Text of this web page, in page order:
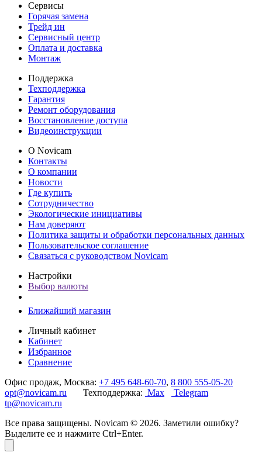
Сервисы
Горячая замена
Трейд ин
Сервисный центр
Оплата и доставка
Монтаж
Поддержка
Техподдержка
Гарантия
Ремонт оборудования
Восстановление доступа
Видеоинструкции
О Novicam
Контакты
О компании
Новости
Где купить
Сотрудничество
Экологические инициативы
Нам доверяют
Политика защиты и обработки персональных данных
Пользовательское соглашение
Связаться с руководством Novicam
Настройки
Выбор валюты
Ближайший магазин
Личный кабинет
Кабинет
Избранное
Сравнение
Офис продаж, Москва: +7 495 648-60-70, 8 800 555-05-20
opt@novicam.ru Техподдержка: Max
Telegram
tp@novicam.ru
Все права защищены. Novicam © 2026. Заметили ошибку?
Выделите ее и нажмите Ctrl+Enter.